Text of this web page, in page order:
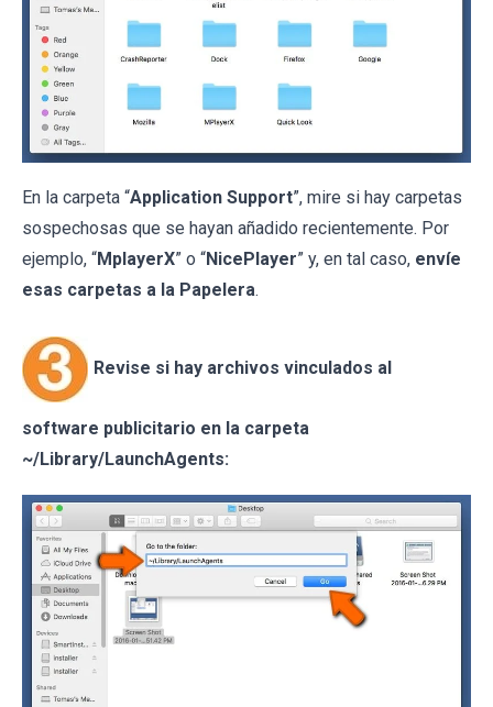
En la carpeta “Application Support”, mire si hay carpetas
sospechosas que se hayan añadido recientemente. Por
ejemplo, “MplayerX” o “NicePlayer” y, en tal caso, envíe
esas carpetas a la Papelera.
Revise si hay archivos vinculados al
software publicitario en la carpeta
~/Library/LaunchAgents: